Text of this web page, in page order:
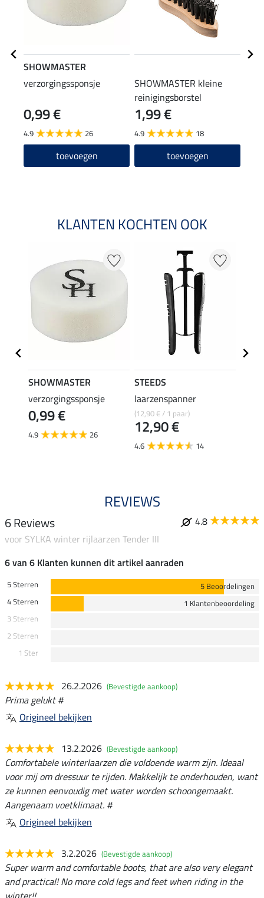
SHOWMASTER
verzorgingssponsje
0,99 €
4.9 26
toevoegen
SHOWMASTER kleine
reinigingsborstel
1,99 €
4.9 18
toevoegen
KLANTEN KOCHTEN OOK
SHOWMASTER
verzorgingssponsje
0,99 €
4.9 26
STEEDS
laarzenspanner
(12,90 € / 1 paar)
12,90 €
4.6 14
REVIEWS
6 Reviews
4.8
voor SYLKA winter rijlaarzen Tender III
6 van 6 Klanten kunnen dit artikel aanraden
5 Sterren
5 Beoordelingen
4 Sterren
1 Klantenbeoordeling
3 Sterren
2 Sterren
1 Ster
26.2.2026 (Bevestigde aankoop)
Prima gelukt #
Origineel bekijken
13.2.2026 (Bevestigde aankoop)
Comfortabele winterlaarzen die voldoende warm zijn. Ideaal
voor mij om dressuur te rijden. Makkelijk te onderhouden, want
ze kunnen eenvoudig met water worden schoongemaakt.
Aangenaam voetklimaat. #
Origineel bekijken
3.2.2026 (Bevestigde aankoop)
Super warm and comfortable boots, that are also very elegant
and practical! No more cold legs and feet when riding in the